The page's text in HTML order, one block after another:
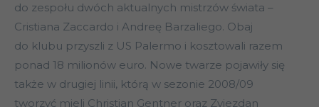
do zespołu dwóch aktualnych mistrzów świata –
Cristiana Zaccardo i Andreę Barzaliego. Obaj
do klubu przyszli z US Palermo i kosztowali razem
ponad 18 milionów euro. Nowe twarze pojawiły się
także w drugiej linii, którą w sezonie 2008/09
tworzyć mieli Christian Gentner oraz Zvjezdan